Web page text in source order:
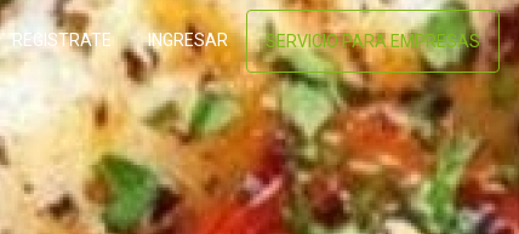
REGISTRATE INGRESAR SERVICIO PARA EMPRESAS